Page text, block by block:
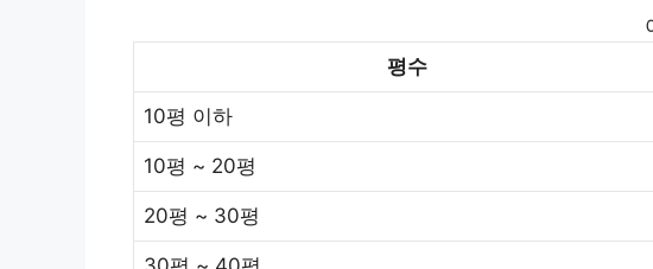
평수
10평 이하
10평 ~ 20평
20평 ~ 30평